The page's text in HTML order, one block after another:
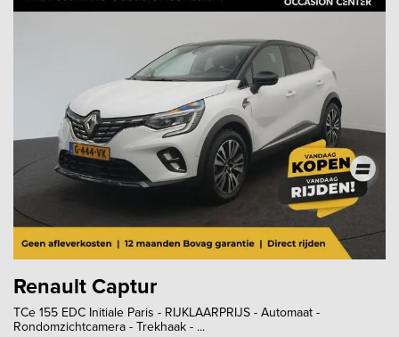
Renault Captur
TCe 155 EDC Initiale Paris - RIJKLAARPRIJS - Automaat -
Rondomzichtcamera - Trekhaak - ...